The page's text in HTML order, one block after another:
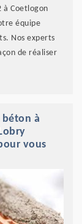
à Coetlogon
équipe
Nos experts
de réaliser
à
vous